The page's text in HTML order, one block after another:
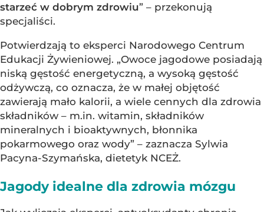
starzeć w dobrym zdrowiu” – przekonują
specjaliści.
Potwierdzają to eksperci Narodowego Centrum
Edukacji Żywieniowej. „Owoce jagodowe posiadają
niską gęstość energetyczną, a wysoką gęstość
odżywczą, co oznacza, że w małej objętość
zawierają mało kalorii, a wiele cennych dla zdrowia
składników – m.in. witamin, składników
mineralnych i bioaktywnych, błonnika
pokarmowego oraz wody” – zaznacza Sylwia
Pacyna-Szymańska, dietetyk NCEŻ.
Jagody idealne dla zdrowia mózgu